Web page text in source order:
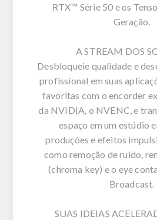
RTX™ Série 50 e os
Geração.
A STREAM DOS
Desbloqueie qualidade e
profissional em suas
favoritas com o encorder
da NVIDIA, o NVENC, e
espaço em um estúdio
produções e efeitos
como remoção de ruído,
(chroma key) e o eye
Broadcast.
SUAS IDEIAS